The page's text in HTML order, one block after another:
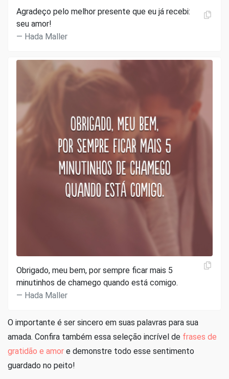
Agradeço pelo melhor presente que eu já recebi:
seu amor!
Hada Maller
Obrigado, meu bem, por sempre ficar mais 5
minutinhos de chamego quando está comigo.
Hada Maller
O importante é ser sincero em suas palavras para sua
amada. Confira também essa seleção incrível de frases de
gratidão e amor e demonstre todo esse sentimento
guardado no peito!